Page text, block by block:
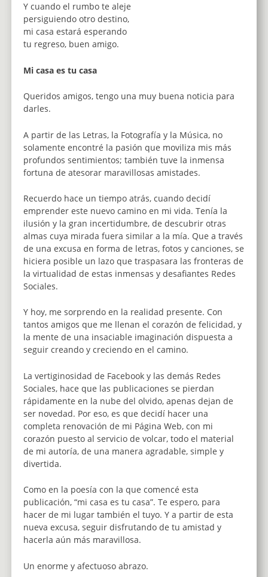
Y cuando el rumbo te aleje
persiguiendo otro destino,
mi casa estará esperando
tu regreso, buen amigo.
Mi casa es tu casa
Queridos amigos, tengo una muy buena noticia para
darles.
A partir de las Letras, la Fotografía y la Música, no
solamente encontré la pasión que moviliza mis más
profundos sentimientos; también tuve la inmensa
fortuna de atesorar maravillosas amistades.
Recuerdo hace un tiempo atrás, cuando decidí
emprender este nuevo camino en mi vida. Tenía la
ilusión y la gran incertidumbre, de descubrir otras
almas cuya mirada fuera similar a la mía. Que a través
de una excusa en forma de letras, fotos y canciones, se
hiciera posible un lazo que traspasara las fronteras de
la virtualidad de estas inmensas y desafiantes Redes
Sociales.
Y hoy, me sorprendo en la realidad presente. Con
tantos amigos que me llenan el corazón de felicidad, y
la mente de una insaciable imaginación dispuesta a
seguir creando y creciendo en el camino.
La vertiginosidad de Facebook y las demás Redes
Sociales, hace que las publicaciones se pierdan
rápidamente en la nube del olvido, apenas dejan de
ser novedad. Por eso, es que decidí hacer una
completa renovación de mi Página Web, con mi
corazón puesto al servicio de volcar, todo el material
de mi autoría, de una manera agradable, simple y
divertida.
Como en la poesía con la que comencé esta
publicación, “mi casa es tu casa”. Te espero, para
hacer de mi lugar también el tuyo. Y a partir de esta
nueva excusa, seguir disfrutando de tu amistad y
hacerla aún más maravillosa.
Un enorme y afectuoso abrazo.